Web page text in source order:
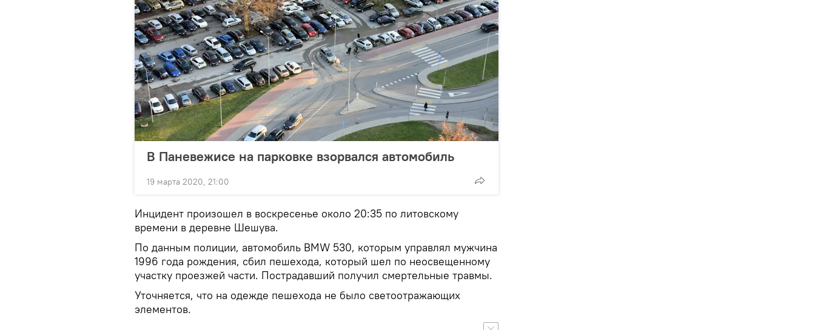
В Паневежисе на парковке взорвался автомобиль
19 марта 2020, 21:00
Инцидент произошел в воскресенье около 20:35 по литовскому
времени в деревне Шешува.
По данным полиции, автомобиль BMW 530, которым управлял мужчина
1996 года рождения, сбил пешехода, который шел по неосвещенному
участку проезжей части. Пострадавший получил смертельные травмы.
Уточняется, что на одежде пешехода не было светоотражающих
элементов.